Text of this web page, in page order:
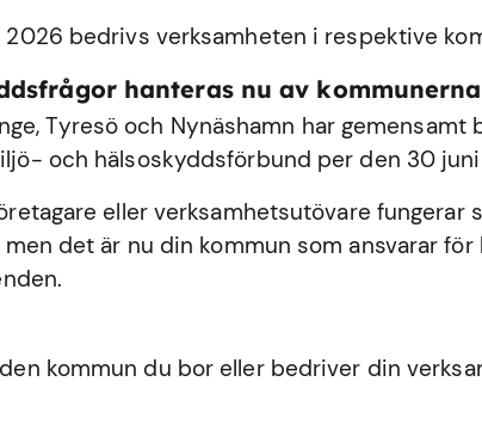
2026 bedrivs verksamheten i respektive
hanteras nu av kommunerna
Tyresö och Nynäshamn har gemensamt
och hälsoskyddsförbund per den 30
eller verksamhetsutövare fungerar
det är nu din kommun som ansvarar för
kommun du bor eller bedriver din